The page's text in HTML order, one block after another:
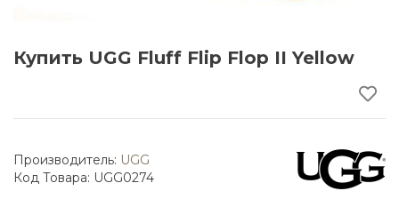
Купить UGG Fluff Flip Flop II Yellow
Производитель: UGG
Код Товара: UGG0274